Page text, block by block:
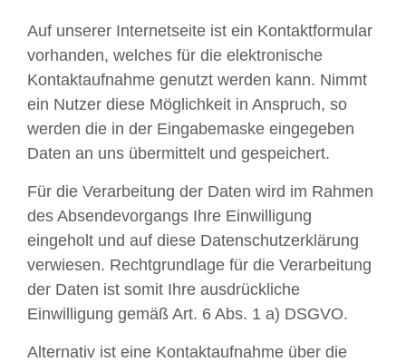
Auf unserer Internetseite ist ein Kontaktformular
vorhanden, welches für die elektronische
Kontaktaufnahme genutzt werden kann. Nimmt
ein Nutzer diese Möglichkeit in Anspruch, so
werden die in der Eingabemaske eingegeben
Daten an uns übermittelt und gespeichert.
Für die Verarbeitung der Daten wird im Rahmen
des Absendevorgangs Ihre Einwilligung
eingeholt und auf diese Datenschutzerklärung
verwiesen. Rechtgrundlage für die Verarbeitung
der Daten ist somit Ihre ausdrückliche
Einwilligung gemäß Art. 6 Abs. 1 a) DSGVO.
Alternativ ist eine Kontaktaufnahme über die